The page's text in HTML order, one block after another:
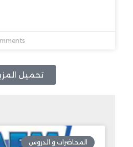
تحميل
المحاضرات و الدروس